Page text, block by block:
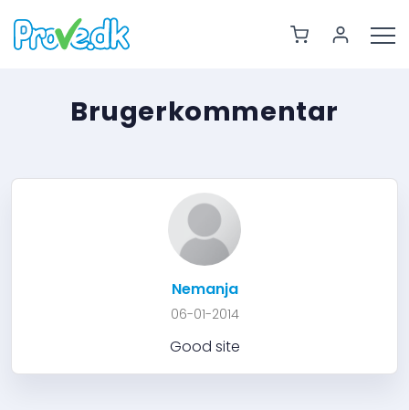
Brugerkommentar
Nemanja
06-01-2014
Good site